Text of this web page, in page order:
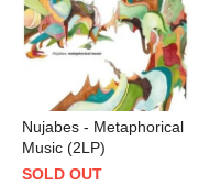
Nujabes - Metaphorical
Music (2LP)
SOLD OUT